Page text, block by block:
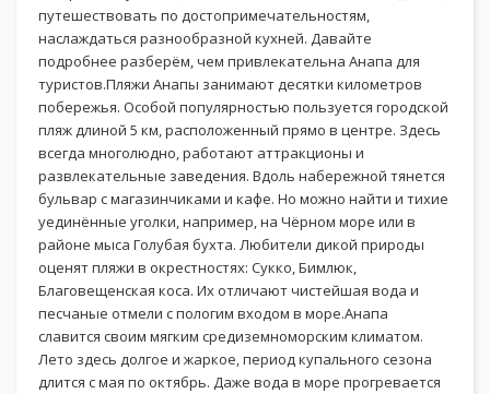
путешествовать по достопримечательностям,
наслаждаться разнообразной кухней. Давайте
подробнее разберём, чем привлекательна Анапа для
туристов.Пляжи Анапы занимают десятки километров
побережья. Особой популярностью пользуется городской
пляж длиной 5 км, расположенный прямо в центре. Здесь
всегда многолюдно, работают аттракционы и
развлекательные заведения. Вдоль набережной тянется
бульвар с магазинчиками и кафе. Но можно найти и тихие
уединённые уголки, например, на Чёрном море или в
районе мыса Голубая бухта. Любители дикой природы
оценят пляжи в окрестностях: Сукко, Бимлюк,
Благовещенская коса. Их отличают чистейшая вода и
песчаные отмели с пологим входом в море.Анапа
славится своим мягким средиземноморским климатом.
Лето здесь долгое и жаркое, период купального сезона
длится с мая по октябрь. Даже вода в море прогревается